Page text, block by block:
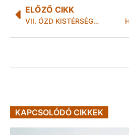
ELŐZŐ CIKK
VII. ÓZD KISTÉRSÉGI NYUGDÍJAS AMATŐR GÁLA
KAPCSOLÓDÓ CIKKEK